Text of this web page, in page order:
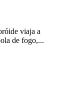
viaja a
de fogo,...